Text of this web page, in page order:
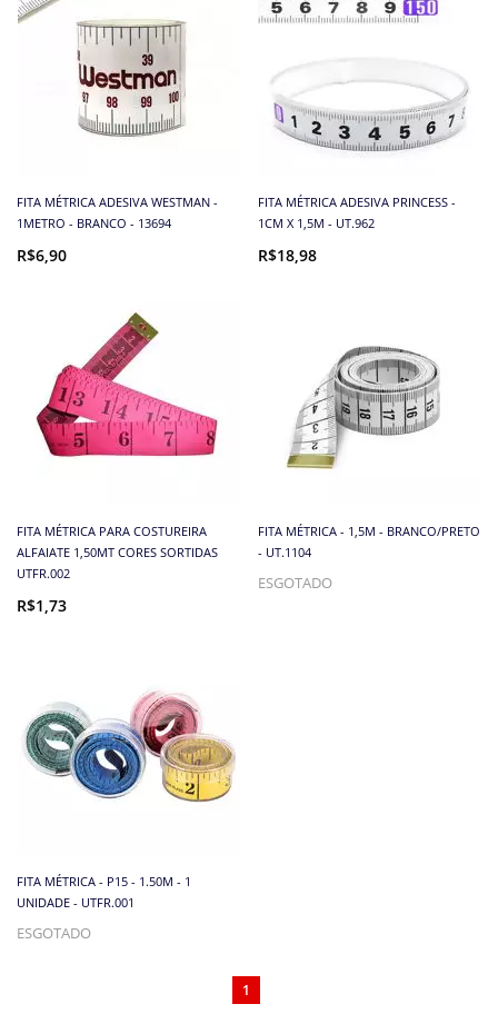
FITA MÉTRICA ADESIVA WESTMAN -
1METRO - BRANCO - 13694
R$6,90
FITA MÉTRICA ADESIVA PRINCESS -
1CM X 1,5M - UT.962
R$18,98
FITA MÉTRICA PARA COSTUREIRA
ALFAIATE 1,50MT CORES SORTIDAS
UTFR.002
R$1,73
FITA MÉTRICA - 1,5M - BRANCO/PRETO
- UT.1104
ESGOTADO
FITA MÉTRICA - P15 - 1.50M - 1
UNIDADE - UTFR.001
ESGOTADO
1